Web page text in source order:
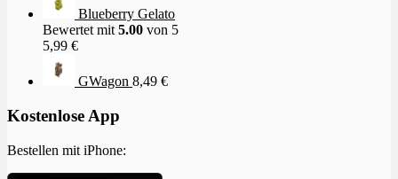
Blueberry Gelato
Bewertet mit 5.00 von 5
5,99 €
GWagon 8,49 €
Kostenlose App
Bestellen mit iPhone: